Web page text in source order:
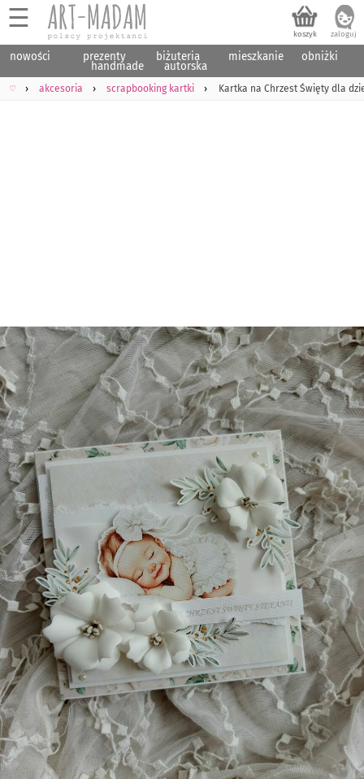
☰
nowości prezenty
handmade
biżuteria
autorska
mieszkanie obniżki
♡ akcesoria scrapbooking kartki Kartka na Chrzest Święty dla